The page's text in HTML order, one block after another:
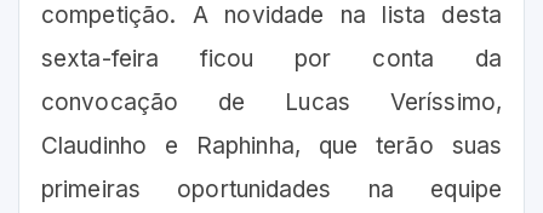
competição. A novidade na lista desta
sexta-feira ficou por conta da
convocação de Lucas Veríssimo,
Claudinho e Raphinha, que terão suas
primeiras oportunidades na equipe